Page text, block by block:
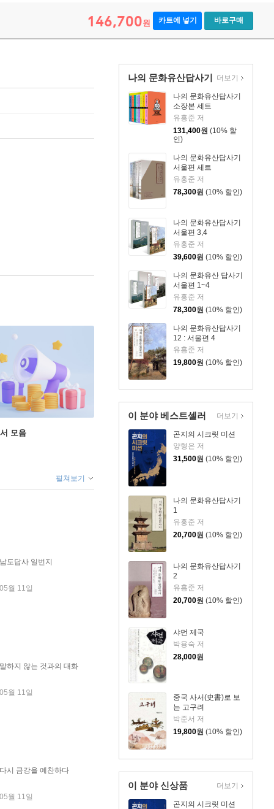
146,700원 카트에 넣기 바로구매
나의 문화유산답사기
나의 문화유산답사기
소장본 세트
유홍준 저
131,400원 (10% 할
인)
나의 문화유산답사기
서울편 세트
유홍준 저
78,300원 (10% 할인)
나의 문화유산답사기
서울편 3,4
유홍준 저
39,600원 (10% 할인)
나의 문화유산 답사기
서울편 1~4
유홍준 저
78,300원 (10% 할인)
나의 문화유산답사기
12 : 서울편 4
유홍준 저
19,800원 (10% 할인)
더보기
이 분야 베스트셀러
곤지의 시크릿 미션
양형은 저
31,500원 (10% 할인)
나의 문화유산답사기
1
유홍준 저
20,700원 (10% 할인)
나의 문화유산답사기
2
유홍준 저
20,700원 (10% 할인)
샤먼 제국
박용숙 저
28,000원
중국 사서(史書)로 보
는 고구려
박준서 저
19,800원 (10% 할인)
더보기
이 분야 신상품
곤지의 시크릿 미션
더보기
모음
펼쳐보기
남도답사 일번지
월 11일
말하지 않는 것과의 대화
월 11일
다시 금강을 예찬하다
월 11일